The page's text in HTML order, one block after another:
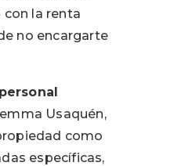
la renta
no encargarte
Usaquén,
como
específicas,